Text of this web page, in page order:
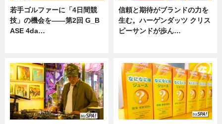
若手ゴルファーに「4日間競
技」の機会を——第2回 G_B
ASE 4da…
信頼と期待がブランドの力を
生む。ハーゲンダッツ クリス
ピーサンドが歩ん…